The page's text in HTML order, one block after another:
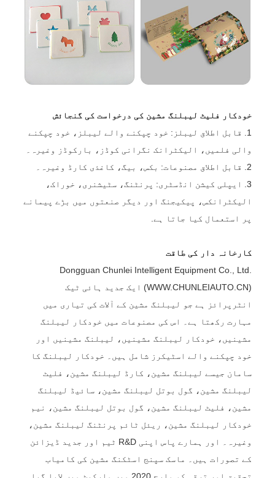
خودکار فلیٹ لیبلنگ مشین کی درخواست کی گنجائش
1. قابل اطلاق لیبلز: خود چپکنے والے لیبلز، خود چپکنے
والی فلمیں، الیکٹرانک نگرانی کوڈز، بارکوڈز وغیرہ۔
2. قابل اطلاق مصنوعات: بکس، بیگ، کاغذی کارڈ وغیرہ۔
3. ایپلی کیشن انڈسٹری: پرنٹنگ، سٹیشنری، خوراک،
الیکٹرانکس، پیکیجنگ اور دیگر صنعتوں میں بڑے پیمانے
پر استعمال کیا جاتا ہے.
کارخانہ دار کی طاقت
Dongguan Chunlei Intelligent Equipment Co., Ltd.
(WWW.CHUNLEIAUTO.CN) ایک جدید ہائی ٹیک
انٹرپرائز ہے جو لیبلنگ مشین کے آلات کی تیاری میں
مہارت رکھتا ہے۔ اس کی مصنوعات میں خودکار لیبلنگ
مشینیں، خودکار لیبلنگ مشینیں، لیبلنگ مشینیں اور
خود چپکنے والے اسٹیکرز شامل ہیں۔ خودکار لیبلنگ کا
سامان جیسے لیبلنگ مشین، کارڈ لیبلنگ مشین، فلیٹ
لیبلنگ مشین، گول بوتل لیبلنگ مشین، سائیڈ لیبلنگ
مشین، فلیٹ لیبلنگ مشین، گول بوتل لیبلنگ مشین، نیم
خودکار لیبلنگ مشین، ریئل ٹائم پرنٹنگ لیبلنگ مشین،
وغیرہ۔ اور ہمارے پاس اپنی R&D ٹیم اور جدید ڈیزائن
کے تصورات ہیں۔ ماسک سپنج اسٹکنگ مشین کی کامیاب